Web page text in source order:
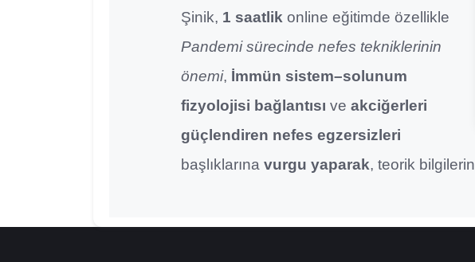
Şinik, 1 saatlik online eğitimde özellikle
Pandemi sürecinde nefes tekniklerinin
önemi, İmmün sistem–solunum
fizyolojisi bağlantısı ve akciğerleri
güçlendiren nefes egzersizleri
başlıklarına vurgu yaparak, teorik bilgilerin